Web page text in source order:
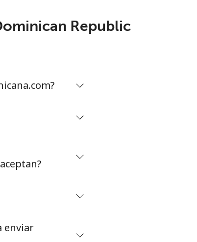
Republic
enviar